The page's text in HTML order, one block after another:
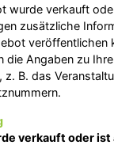
wurde verkauft
zusätzliche
veröffentlichen
die Angaben zu
z. B. das
verkauft oder ist